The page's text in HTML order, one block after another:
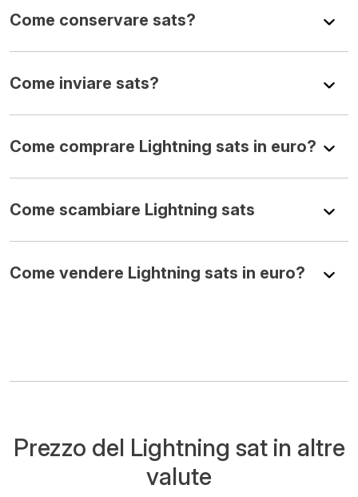
Come conservare sats?
Come inviare sats?
Come comprare Lightning sats in euro?
Come scambiare Lightning sats
Come vendere Lightning sats in euro?
Prezzo del Lightning sat in altre
valute